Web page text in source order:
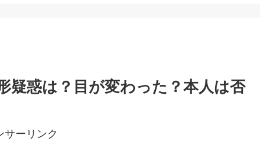
疑惑は？目が変わった？本人は否
サーリンク